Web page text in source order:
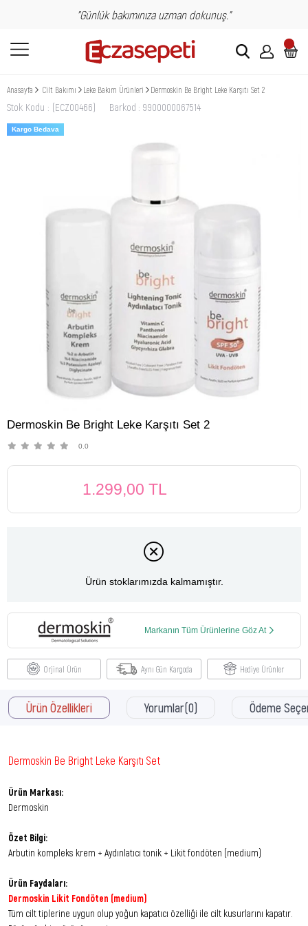
"Günlük bakımınıza uzman dokunuş."
Anasayfa Cilt Bakımı Leke Bakım Ürünleri Dermoskin Be Bright Leke Karşıtı Set 2
Stok Kodu (ECZ00466) Barkod : 9900000067514
Kargo Bedava
Dermoskin Be Bright Leke Karşıtı Set 2
0.0
1.299,00 TL
Ürün stoklarımızda kalmamıştır.
Markanın Tüm Ürünlerine Göz At
Orjinal Ürün Aynı Gün Kargoda Hediye Ürünler
Ürün Özellikleri Yorumlar(0) Ödeme
Dermoskin Be Bright Leke Karşıtı Set
Ürün Markası:
Dermoskin
Özet Bilgi:
Arbutin kompleks krem + Aydınlatıcı tonik + Likit fondöten (medium)
Ürün Faydaları:
Dermoskin Likit Fondöten (medium)
Tüm cilt tiplerine uygun olup yoğun kapatıcı özelliği ile cilt kusurlarını kapatır.